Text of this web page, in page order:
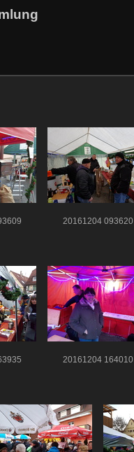
20161204 093620
20161204 164010